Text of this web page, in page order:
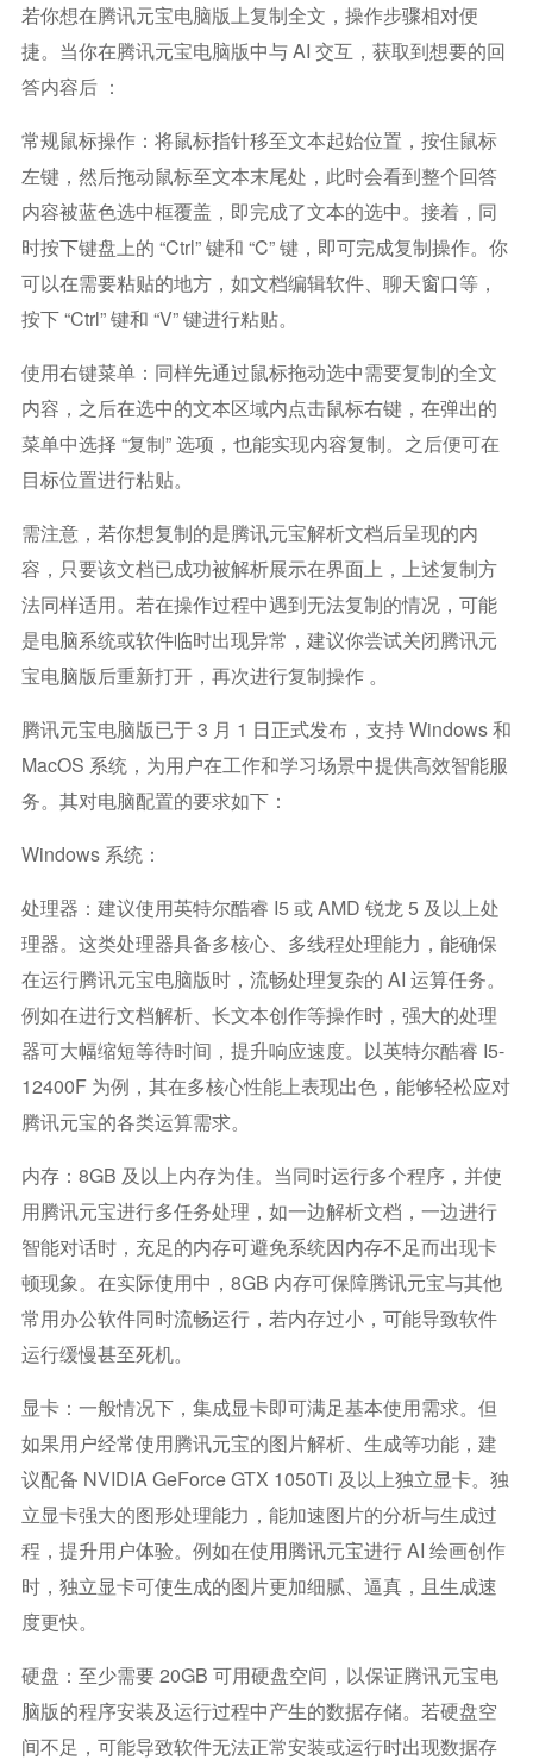
若你想在腾讯元宝电脑版上复制全文，操作步骤相对便
捷。当你在腾讯元宝电脑版中与 AI 交互，获取到想要的回
答内容后 ：
常规鼠标操作：将鼠标指针移至文本起始位置，按住鼠标
左键，然后拖动鼠标至文本末尾处，此时会看到整个回答
内容被蓝色选中框覆盖，即完成了文本的选中。接着，同
时按下键盘上的 “Ctrl” 键和 “C” 键，即可完成复制操作。你
可以在需要粘贴的地方，如文档编辑软件、聊天窗口等，
按下 “Ctrl” 键和 “V” 键进行粘贴。
使用右键菜单：同样先通过鼠标拖动选中需要复制的全文
内容，之后在选中的文本区域内点击鼠标右键，在弹出的
菜单中选择 “复制” 选项，也能实现内容复制。之后便可在
目标位置进行粘贴。
需注意，若你想复制的是腾讯元宝解析文档后呈现的内
容，只要该文档已成功被解析展示在界面上，上述复制方
法同样适用。若在操作过程中遇到无法复制的情况，可能
是电脑系统或软件临时出现异常，建议你尝试关闭腾讯元
宝电脑版后重新打开，再次进行复制操作 。
腾讯元宝电脑版已于 3 月 1 日正式发布，支持 Windows 和
MacOS 系统，为用户在工作和学习场景中提供高效智能服
务。其对电脑配置的要求如下：
Windows 系统：
处理器：建议使用英特尔酷睿 I5 或 AMD 锐龙 5 及以上处
理器。这类处理器具备多核心、多线程处理能力，能确保
在运行腾讯元宝电脑版时，流畅处理复杂的 AI 运算任务。
例如在进行文档解析、长文本创作等操作时，强大的处理
器可大幅缩短等待时间，提升响应速度。以英特尔酷睿 I5-
12400F 为例，其在多核心性能上表现出色，能够轻松应对
腾讯元宝的各类运算需求。
内存：8GB 及以上内存为佳。当同时运行多个程序，并使
用腾讯元宝进行多任务处理，如一边解析文档，一边进行
智能对话时，充足的内存可避免系统因内存不足而出现卡
顿现象。在实际使用中，8GB 内存可保障腾讯元宝与其他
常用办公软件同时流畅运行，若内存过小，可能导致软件
运行缓慢甚至死机。
显卡：一般情况下，集成显卡即可满足基本使用需求。但
如果用户经常使用腾讯元宝的图片解析、生成等功能，建
议配备 NVIDIA GeForce GTX 1050Ti 及以上独立显卡。独
立显卡强大的图形处理能力，能加速图片的分析与生成过
程，提升用户体验。例如在使用腾讯元宝进行 AI 绘画创作
时，独立显卡可使生成的图片更加细腻、逼真，且生成速
度更快。
硬盘：至少需要 20GB 可用硬盘空间，以保证腾讯元宝电
脑版的程序安装及运行过程中产生的数据存储。若硬盘空
间不足，可能导致软件无法正常安装或运行时出现数据存